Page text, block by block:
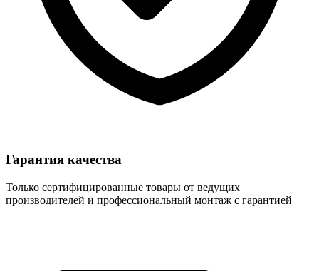
Гарантия качества
Только сертифицированные товары от ведущих
производителей и профессиональный монтаж с гарантией